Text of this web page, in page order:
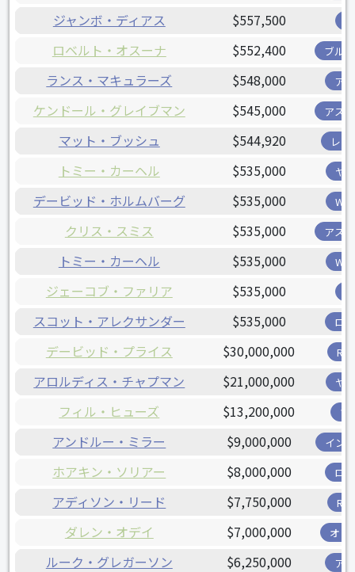
ジャンボ・ディアス $557,500
ロベルト・オスーナ $552,400 ブル
ランス・マキュラーズ $548,000 ア
ケンドール・グレイブマン $545,000 アス
マット・ブッシュ $544,920 レン
トミー・カーヘル $535,000 ヤ
デービッド・ホルムバーグ $535,000 W
クリス・スミス $535,000 アス
トミー・カーヘル $535,000 W
ジェーコブ・ファリア $535,000
スコット・アレクサンダー $535,000 ロ
デービッド・プライス $30,000,000 R
アロルディス・チャプマン $21,000,000 ヤ
フィル・ヒューズ $13,200,000 ツ
アンドルー・ミラー $9,000,000 イン
ホアキン・ソリアー $8,000,000 ロ
アディソン・リード $7,750,000 R
ダレン・オデイ $7,000,000 オリ
ルーク・グレガーソン $6,250,000 ア